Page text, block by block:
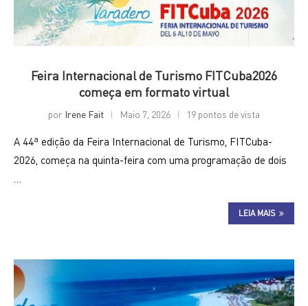
Feira Internacional de Turismo FITCuba2026
começa em formato virtual
por Irene Fait Maio 7, 2026 19 pontos de vista
A 44ª edição da Feira Internacional de Turismo, FITCuba-
2026, começa na quinta-feira com uma programação de dois
LEIA MAIS